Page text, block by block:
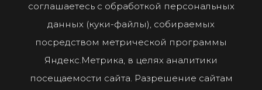
соглашаетесь с обработкой персональных
данных (куки-файлы), собираемых
посредством метрической программы
Яндекс.Метрика, в целях аналитики
посещаемости сайта. Разрешение сайтам